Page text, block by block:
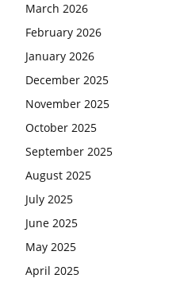
March 2026
February 2026
January 2026
December 2025
November 2025
October 2025
September 2025
August 2025
July 2025
June 2025
May 2025
April 2025